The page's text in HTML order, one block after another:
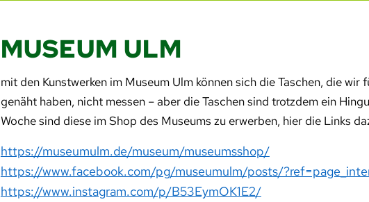
MUSEUM ULM
mit den Kunstwerken im Museum Ulm können sich die Taschen, die wir
genäht haben, nicht messen – aber die Taschen sind trotzdem ein
Woche sind diese im Shop des Museums zu erwerben, hier die Links
https://museumulm.de/museum/museumsshop/
https://www.facebook.com/pg/museumulm/posts/
https://www.instagram.com/p/B53EymOK1E2/